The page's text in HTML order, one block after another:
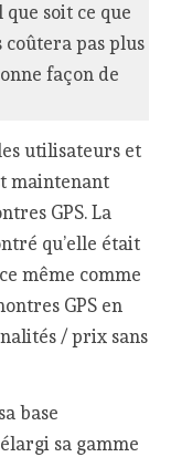
que soit ce que
coûtera pas plus
façon de
utilisateurs et
maintenant
GPS. La
qu’elle était
même comme
GPS en
/ prix sans
base
sa gamme